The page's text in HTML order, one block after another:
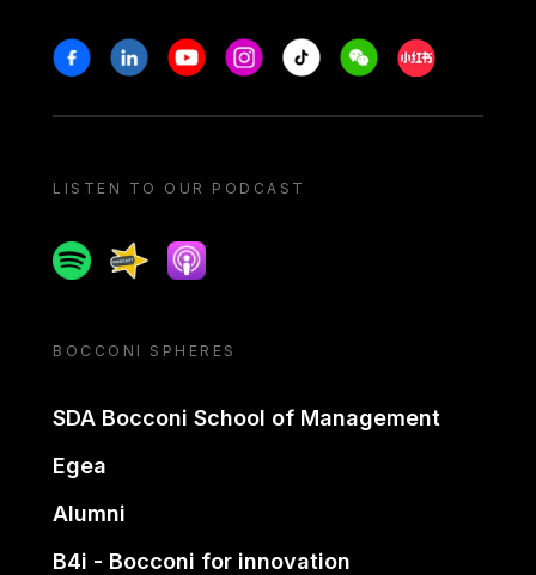
Stay in touch
FacebookLinkedinYoutubeInstagram
Tiktok WeechatXiaohongshu/
LISTEN TO OUR PODCAST
SpotifySpreakerApple podcast
BOCCONI SPHERES
SDA Bocconi School of Management
Egea
Alumni
B4i - Bocconi for innovation